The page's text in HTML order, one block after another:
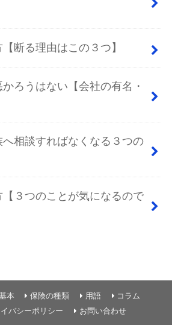
断る理由はこの３つ】
ろうはない【会社の有名・
相談すればなくなる３つの
３つのことが気になるので
本 保険の種類 用語
コラム
バシーポリシー お問い合わせ